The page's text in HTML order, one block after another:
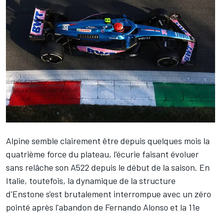
Alpine semble clairement être depuis quelques mois la
quatrième force du plateau, l'écurie faisant évoluer
sans relâche son A522 depuis le début de la saison. En
Italie, toutefois, la dynamique de la structure
d'Enstone s'est brutalement interrompue avec un zéro
pointé après l'abandon de Fernando Alonso et la 11e